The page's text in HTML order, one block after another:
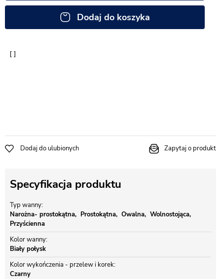
Dodaj do koszyka
Dodaj do ulubionych Zapytaj o produkt
Specyfikacja produktu
Typ wanny
Narożna- prostokątna
Prostokątna Owalna
Wolnostojąca
Przyścienna
Kolor wanny
Biały połysk
Kolor wykończenia - przelew i korek
Czarny